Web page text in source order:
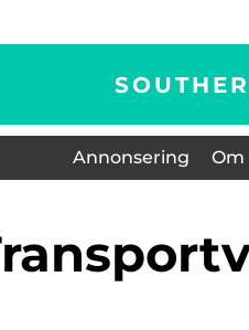
Annonsering Om